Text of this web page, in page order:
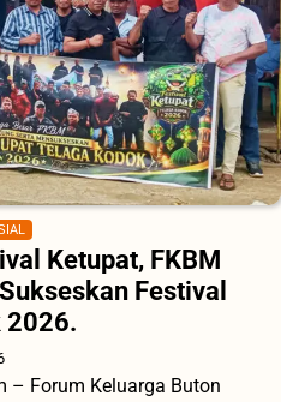
Ketupat, FKBM
Festival
2026.
– Forum Keluarga Buton